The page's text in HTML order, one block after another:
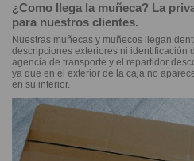
¿Como llega la muñeca? La
para nuestros clientes.
Nuestras muñecas y muñecos llegan
descripciones exteriores ni identificación
agencia de transporte y el repartidor
ya que en el exterior de la caja no
en su interior.